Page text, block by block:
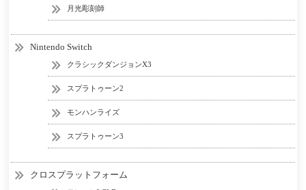
月光彫刻師
Nintendo Switch
クラシックダンジョンX3
スプラトゥーン2
モンハンライズ
スプラトゥーン3
クロスプラットフォーム